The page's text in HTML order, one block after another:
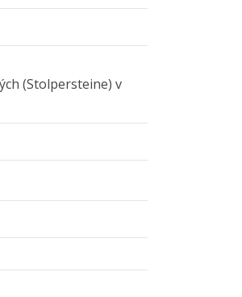
(Stolpersteine) v